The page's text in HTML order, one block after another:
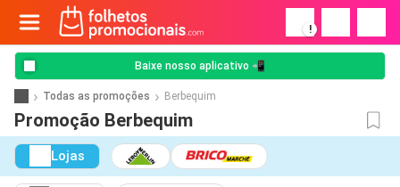
!
Baixe nosso aplicativo 📲
Todas as promoções Berbequim
Promoção Berbequim
Lojas